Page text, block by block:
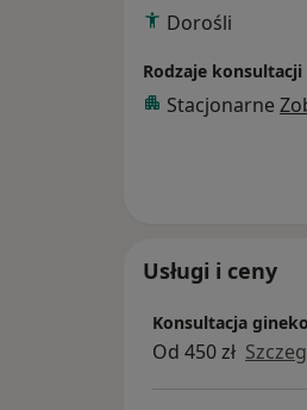
Dorośli
Rodzaje konsultacji
Stacjonarne
Usługi i ceny
Konsultacja
Od 450 zł